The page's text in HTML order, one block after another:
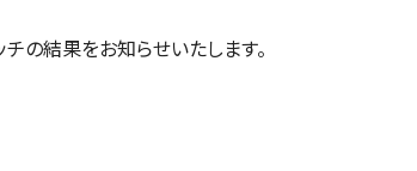
の結果をお知らせいたします。